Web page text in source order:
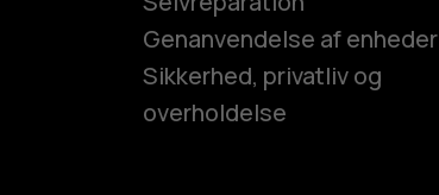
Genanvendelse af enheder
Sikkerhed, privatliv og
overholdelse